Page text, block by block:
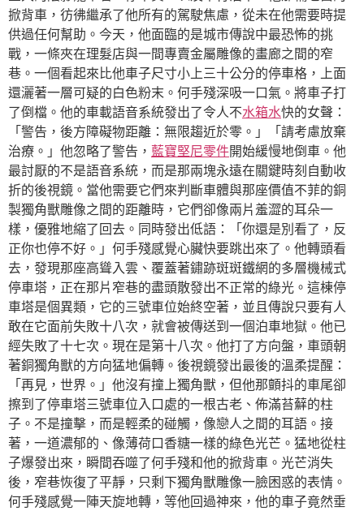
掀背車，彷彿繼承了他所有的駕駛焦慮，從未在他需要時提
供過任何幫助。今天，他面臨的是城市傳說中最恐怖的挑
戰，一條夾在理髮店與一間專賣金屬雕像的畫廊之間的窄
巷。一個看起來比他車子尺寸小上三十公分的停車格，上面
還灑著一層可疑的白色粉末。何手殘深吸一口氣。將車子打
了倒檔。他的車載語音系統發出了令人不水箱水快的女聲：
「警告，後方障礙物距離：無限趨近於零。」「請考慮放棄
治療。」他忽略了警告， 藍寶堅尼零件開始緩慢地倒車。他
最討厭的不是語音系統，而是那兩塊永遠在關鍵時刻自動收
折的後視鏡。當他需要它們來判斷車體與那座價值不菲的銅
製獨角獸雕像之間的距離時，它們卻像兩片羞澀的耳朵一
樣，優雅地縮了回去。同時發出低語：「你還是別看了，反
正你也停不好。」何手殘感覺心臟快要跳出來了。他轉頭看
去，發現那座高聳入雲、覆蓋著鏽跡斑斑鐵網的多層機械式
停車塔，正在那片窄巷的盡頭散發出不正常的綠光。這棟停
車塔是個異類，它的三號車位始終空著，並且傳說只要有人
敢在它面前失敗十八次，就會被傳送到一個泊車地獄。他已
經失敗了十七次。現在是第十八次。他打了方向盤，車頭朝
著銅獨角獸的方向猛地偏轉。後視鏡發出最後的溫柔提醒：
「再見，世界。」他沒有撞上獨角獸，但他那顫抖的車尾卻
擦到了停車塔三號車位入口處的一根古老、佈滿苔蘚的柱
子。不是撞擊，而是輕柔的碰觸，像戀人之間的耳語。接
著，一道濃郁的、像薄荷口香糖一樣的綠色光芒。猛地從柱
子爆發出來，瞬間吞噬了何手殘和他的掀背車。光芒消失
後，窄巷恢復了平靜，只剩下獨角獸雕像一臉困惑的表情。
何手殘感覺一陣天旋地轉，等他回過神來，他的車子竟然垂